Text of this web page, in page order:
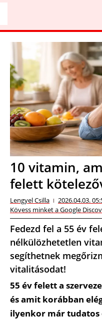
10 vitamin,
felett
Lengyel Csilla
2026.04.03.
Kövess minket a Google
Fedezd fel a 55 év
nélkülözhetetlen
segíthetnek
vitalitásodat!
55 év felett a
és amit korábban
ilyenkor már tudatos